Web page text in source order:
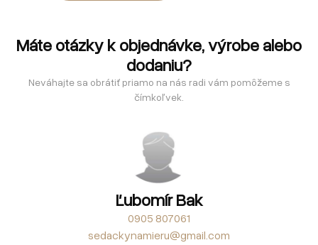
Máte otázky k objednávke, výrobe alebo
dodaniu?
Neváhajte sa obrátiť priamo na nás radi vám pomôžeme s
čímkoľvek.
Ľubomír Bak
0905 807061
sedackynamieru@gmail.com